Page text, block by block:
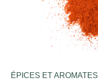
ÉPICES ET AROMATES